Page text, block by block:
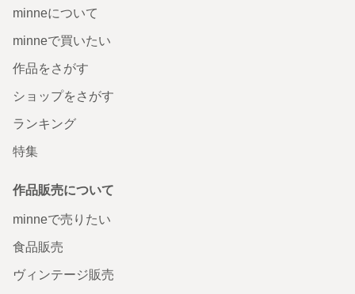
minneについて
minneで買いたい
作品をさがす
ショップをさがす
ランキング
特集
作品販売について
minneで売りたい
食品販売
ヴィンテージ販売